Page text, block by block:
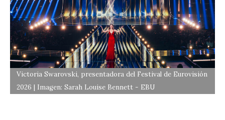
Victoria Swarovski, presentadora del Festival de Eurovisión
2026 | Imagen: Sarah Louise Bennett - EBU